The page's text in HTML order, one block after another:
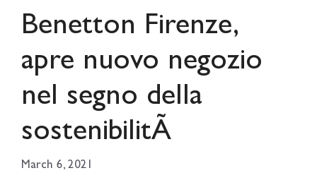
Benetton Firenze,
apre nuovo negozio
nel segno della
sostenibilitÃ
March 6, 2021